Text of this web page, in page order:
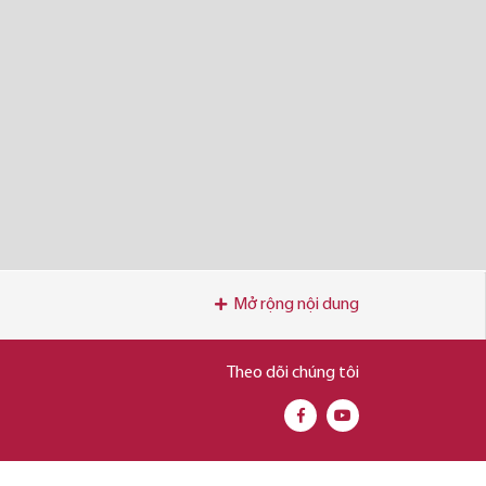
Mở rộng nội dung
Theo dõi chúng tôi